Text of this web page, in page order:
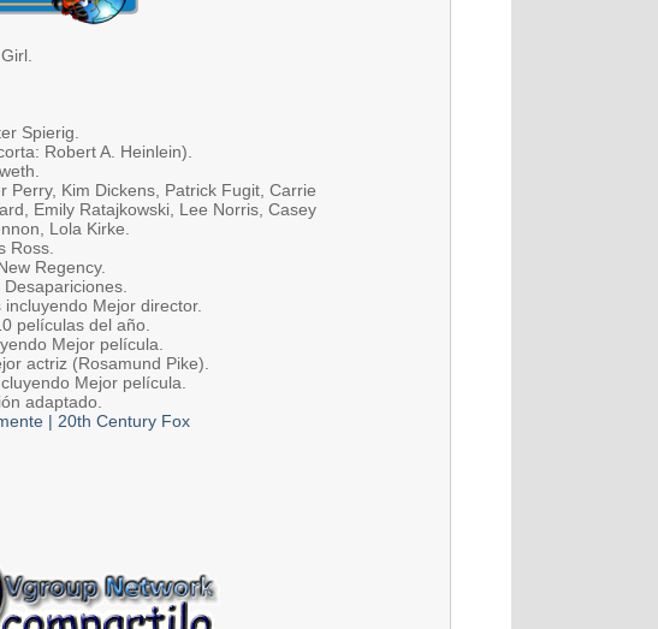
Spierig.
Robert A. Heinlein).
Perry, Kim Dickens, Patrick Fugit, Carrie
Emily Ratajkowski, Lee Norris, Casey
Lola Kirke.
Ross.
Regency.
Mejor director.
películas del año.
Mejor película.
actriz (Rosamund Pike).
Mejor película.
adaptado.
| 20th Century Fox